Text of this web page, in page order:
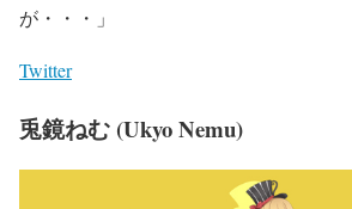
が・・・」
Twitter
兎鏡ねむ (Ukyo Nemu)